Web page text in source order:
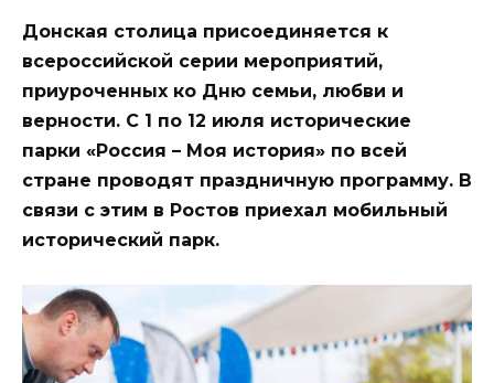
Донская столица присоединяется к
всероссийской серии мероприятий,
приуроченных ко Дню семьи, любви и
верности. С 1 по 12 июля исторические
парки «Россия – Моя история» по всей
стране проводят праздничную программу. В
связи с этим в Ростов приехал мобильный
исторический парк.